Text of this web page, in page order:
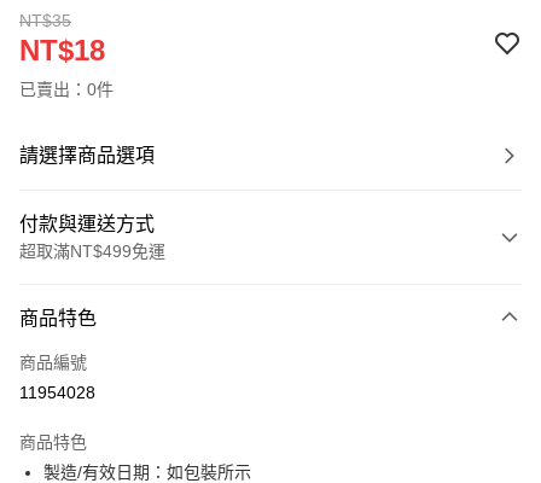
NT$35
NT$18
已賣出：0件
請選擇商品選項
付款與運送方式
超取滿NT$499免運
信用卡一次付款
超商取貨付款
Apple Pay
商品特色
商品編號
11954028
商品特色
製造/有效日期：如包裝所示